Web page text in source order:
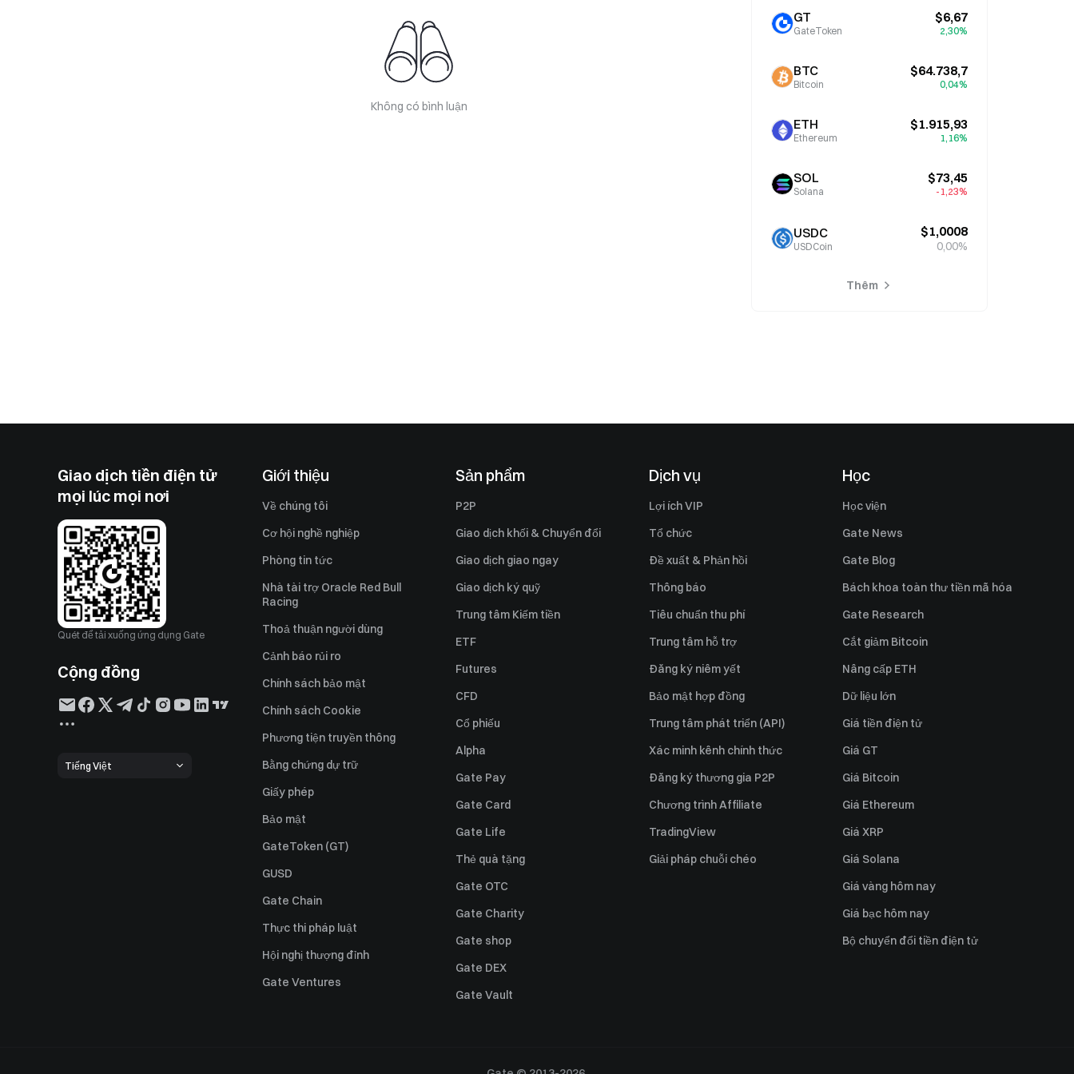
Không có bình luận
GT
GateToken
$6,67
2,30%
BTC
Bitcoin
$64.738,7
0,04%
ETH
Ethereum
$1.915,93
1,16%
SOL
Solana
$73,45
-1,23%
USDC
USDCoin
$1,0008
0,00%
Thêm
Giao dịch tiền điện tử
mọi lúc mọi nơi
Quét để tải xuống ứng dụng Gate
Cộng đồng
Tiếng Việt
Giới thiệu
Về chúng tôi
Cơ hội nghề nghiệp
Phòng tin tức
Nhà tài trợ Oracle Red Bull
Racing
Thoả thuận người dùng
Cảnh báo rủi ro
Chính sách bảo mật
Chính sách Cookie
Phương tiện truyền thông
Bằng chứng dự trữ
Giấy phép
Bảo mật
GateToken (GT)
GUSD
Gate Chain
Thực thi pháp luật
Hội nghị thượng đỉnh
Gate Ventures
Sản phẩm
P2P
Giao dịch khối & Chuyển đổi
Giao dịch giao ngay
Giao dịch ký quỹ
Trung tâm Kiếm tiền
ETF
Futures
CFD
Cổ phiếu
Alpha
Gate Pay
Gate Card
Gate Life
Thẻ quà tặng
Gate OTC
Gate Charity
Gate shop
Gate DEX
Gate Vault
Dịch vụ
Lợi ích VIP
Tổ chức
Đề xuất & Phản hồi
Thông báo
Tiêu chuẩn thu phí
Trung tâm hỗ trợ
Đăng ký niêm yết
Bảo mật hợp đồng
Trung tâm phát triển (API)
Xác minh kênh chính thức
Đăng ký thương gia P2P
Chương trình Affiliate
TradingView
Giải pháp chuỗi chéo
Học
Học viện
Gate News
Gate Blog
Bách khoa toàn thư tiền mã hóa
Gate Research
Cắt giảm Bitcoin
Nâng cấp ETH
Dữ liệu lớn
Giá tiền điện tử
Giá GT
Giá Bitcoin
Giá Ethereum
Giá XRP
Giá Solana
Giá vàng hôm nay
Giá bạc hôm nay
Bộ chuyển đổi tiền điện tử